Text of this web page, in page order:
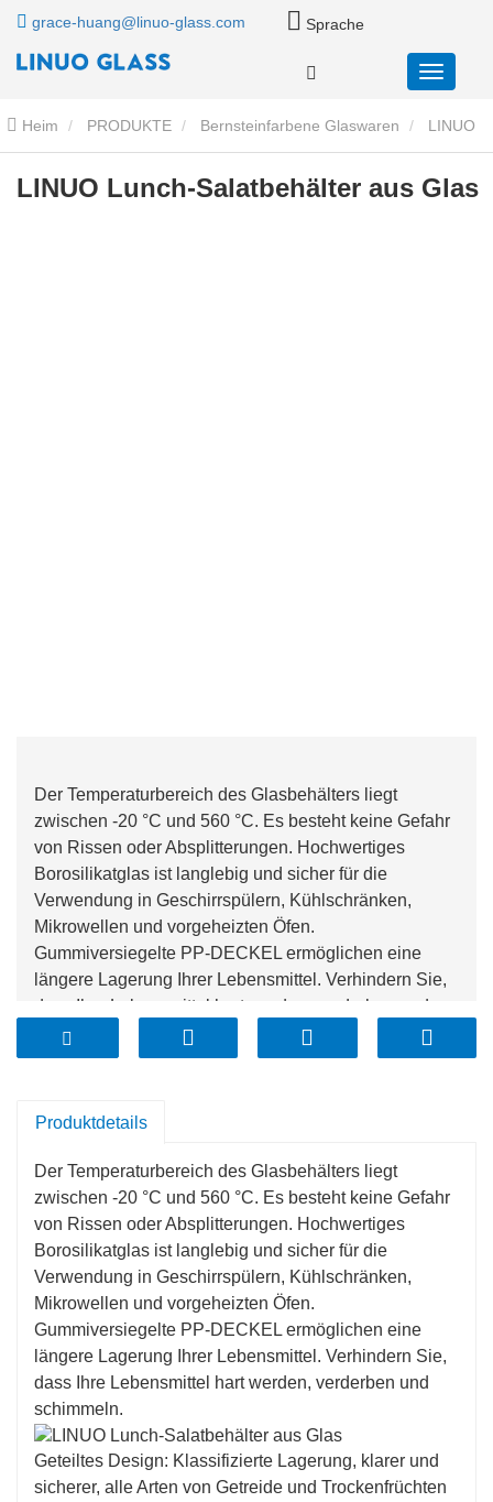
grace-huang@linuo-glass.com Sprache
Heim PRODUKTE Bernsteinfarbene Glaswaren
Lunch-Salatbehälter aus Glas
LINUO Lunch-Salatbehälter aus Glas
Der Temperaturbereich des Glasbehälters liegt
zwischen -20 °C und 560 °C. Es besteht keine Gefahr
von Rissen oder Absplitterungen. Hochwertiges
Borosilikatglas ist langlebig und sicher für die
Verwendung in Geschirrspülern, Kühlschränken,
Mikrowellen und vorgeheizten Öfen.
Gummiversiegelte PP-DECKEL ermöglichen eine
längere Lagerung Ihrer Lebensmittel. Verhindern Sie,
dass Ihre Lebensmittel hart werden, verderben und
schimmeln.
Die porenfreie Konstruktion speichert keine Gerüche,
Geschmacksstoffe oder Flecken
Verwendung von Borosilikatglas als
umweltfreundliches Material
Produktdetails
Der Temperaturbereich des Glasbehälters liegt
zwischen -20 °C und 560 °C. Es besteht keine Gefahr
von Rissen oder Absplitterungen. Hochwertiges
Borosilikatglas ist langlebig und sicher für die
Verwendung in Geschirrspülern, Kühlschränken,
Mikrowellen und vorgeheizten Öfen.
Gummiversiegelte PP-DECKEL ermöglichen eine
längere Lagerung Ihrer Lebensmittel. Verhindern Sie,
dass Ihre Lebensmittel hart werden, verderben und
schimmeln.
Geteiltes Design: Klassifizierte Lagerung, klarer und
sicherer, alle Arten von Getreide und Trockenfrüchten